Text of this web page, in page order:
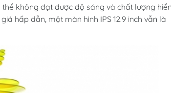
không đạt được độ sáng và chất lượng hiển
hấp dẫn, một màn hình IPS 12.9 inch vẫn là